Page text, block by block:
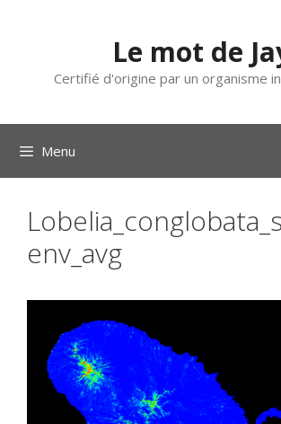
Le mot de
Certifié d'origine par un organisme
Menu
env_avg